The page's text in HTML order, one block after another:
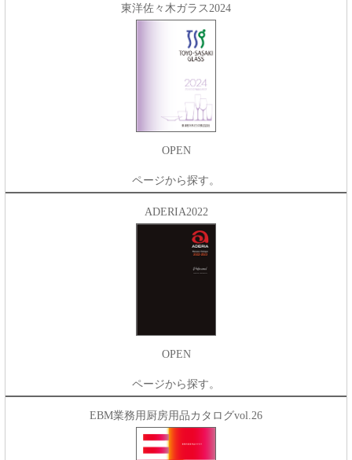
東洋佐々木ガラス2024
OPEN
ページから探す。
ADERIA2022
OPEN
ページから探す。
EBM業務用厨房用品カタログvol.26